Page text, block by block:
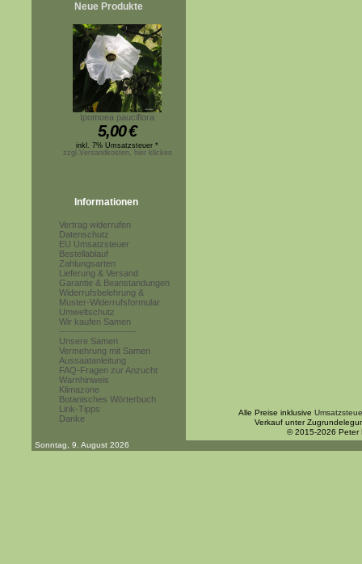
Neue Produkte
Ipomoea pauciflora
5,00€
inkl. 7% Umsatzsteuer *
zzgl.Versandkosten, hier klicken
Informationen
Vertrag widerrufen
Datenschutz
EU Umsatzsteuer
Bestellablauf
Zahlungsarten
Lieferung & Versand
Garantie & Beanstandungen
Widerrufsbelehrung &
Muster-Widerrufsformular
Umweltschutz
Wir kaufen Samen
------------------------
Unsere Samen
Vermehrung mit Samen
Aussaatanleitung
FAQ-Fragen zur Anzucht
Warnhinweis
Klimazone
Botanisches Wörterbuch
Link-Tipps
Danke
Alle Preise inklusive
Verkauf unter
© 2015-2026 Peter
Sonntag, 9. August 2026